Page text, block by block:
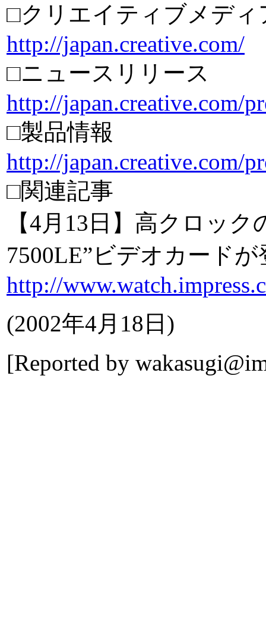
□クリエイティブメデ
http://japan.creative.com/
□ニュースリリース
http://japan.creative.com/
□製品情報
http://japan.creative.com/
□関連記事
【4月13日】高クロッ
7500LE”ビデオカード
http://
(2002年4月18日 )
[Reported by